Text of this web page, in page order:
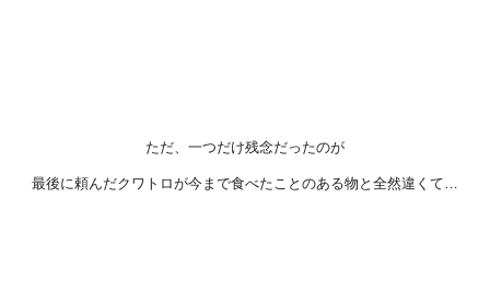
ただ、一つだけ残念だったのが
最後に頼んだクワトロが今まで食べたことのある物と全然違くて…